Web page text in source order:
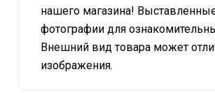
нашего магазина!
фотографии для
Внешний вид товара может
изображения.